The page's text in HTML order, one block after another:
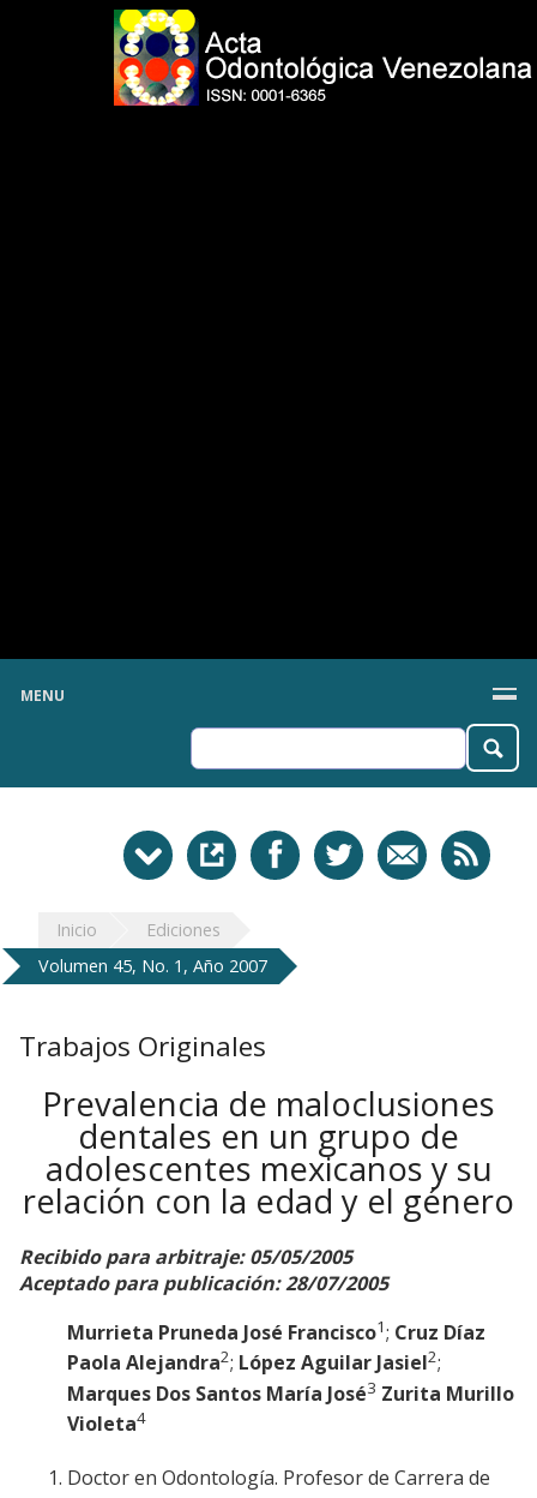
MENU
Inicio
Ediciones
Volumen 45, No. 1, Año 2007
Trabajos Originales
Prevalencia de maloclusiones
dentales en un grupo de
adolescentes mexicanos y su
relación con la edad y el género
Recibido para arbitraje: 05/05/2005
Aceptado para publicación: 28/07/2005
Murrieta Pruneda José Francisco1; Cruz Díaz
Paola Alejandra2; López Aguilar Jasiel2;
Marques Dos Santos María José3 Zurita Murillo
Violeta4
Doctor en Odontología. Profesor de Carrera de